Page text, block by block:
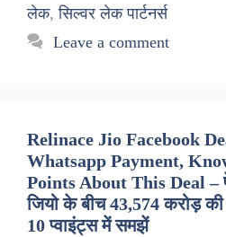
लेक,सिल्वर लेक पार्टनर्स
Leave a comment
Relinace Jio Facebook
Whatsapp Payment,
Points About This Deal
जियो के बीच 43,574 करोड़
10 प्वाइंट्स में समझें